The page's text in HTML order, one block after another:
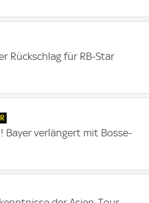
Rückschlag für RB-Star
Bayer verlängert mit Bosse-